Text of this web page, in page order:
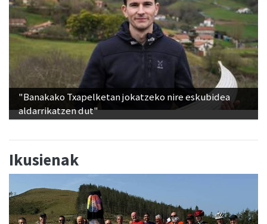
"Banakako Txapelketan jokatzeko nire eskubidea
aldarrikatzen dut"
Ikusienak